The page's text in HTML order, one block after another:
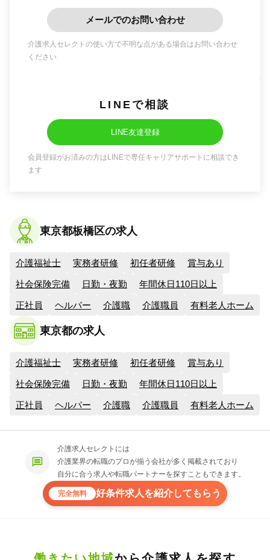
メールでのお問い合わせ
介護求人セレクトの使い方で不明な点がある場合はお問い合わせ
ください
LINEで相談
LINE友達登録
会員登録がお済みの方はLINEで専任キャリアサポートに相談でき
ます
東京都板橋区の求人
介護福祉士 実務者研修 初任者研修 賞与あり
社会保険完備 日勤・夜勤 年間休日110日以上
正社員 ヘルパー 介護職 介護職員 有料老人ホーム
東京都の求人
介護福祉士 実務者研修 初任者研修 賞与あり
社会保険完備 日勤・夜勤 年間休日110日以上
正社員 ヘルパー 介護職 介護職員 有料老人ホーム
介護求人セレクトには
介護業界の転職のプロが揃う会社が多く掲載されており
自分に合う求人や転職パートナーを探すこともできます。
完全無料 好条件求人を紹介してもらう